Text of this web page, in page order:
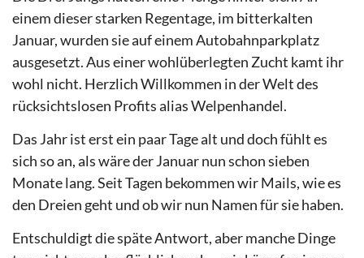
einem dieser starken Regentage, im bitterkalten
Januar, wurden sie auf einem Autobahnparkplatz
ausgesetzt. Aus einer wohlüberlegten Zucht kamt ihr
wohl nicht. Herzlich Willkommen in der Welt des
rücksichtslosen Profits alias Welpenhandel.
Das Jahr ist erst ein paar Tage alt und doch fühlt es
sich so an, als wäre der Januar nun schon sieben
Monate lang. Seit Tagen bekommen wir Mails, wie es
den Dreien geht und ob wir nun Namen für sie haben.
Entschuldigt die späte Antwort, aber manche Dinge